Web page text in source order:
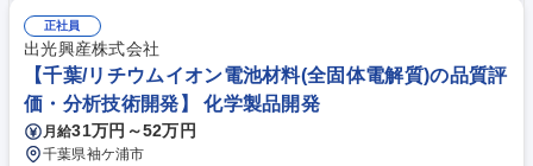
正社員
出光興産株式会社
【千葉/リチウムイオン電池材料(全固体電解質)の品質評
価・分析技術開発】 化学製品開発
月給31万円～52万円
千葉県袖ケ浦市